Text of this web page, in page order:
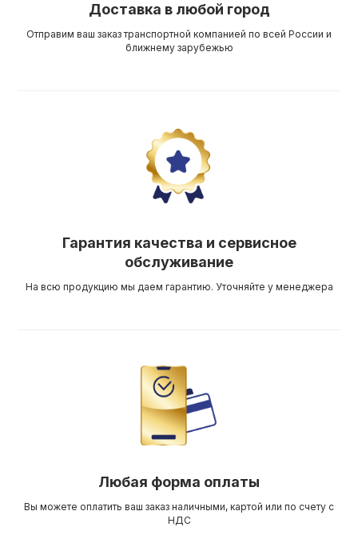
Доставка в любой город
Отправим ваш заказ транспортной компанией по всей России и
ближнему зарубежью
Гарантия качества и сервисное
обслуживание
На всю продукцию мы даем гарантию. Уточняйте у менеджера
Любая форма оплаты
Вы можете оплатить ваш заказ наличными, картой или по счету с
НДС